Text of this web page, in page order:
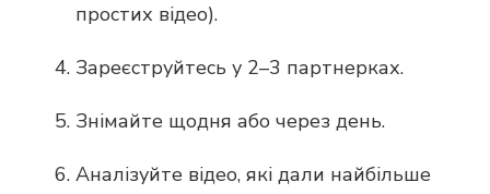
простих відео).
Зареєструйтесь у 2–3 партнерках.
Знімайте щодня або через день.
Аналізуйте відео, які дали найбільше